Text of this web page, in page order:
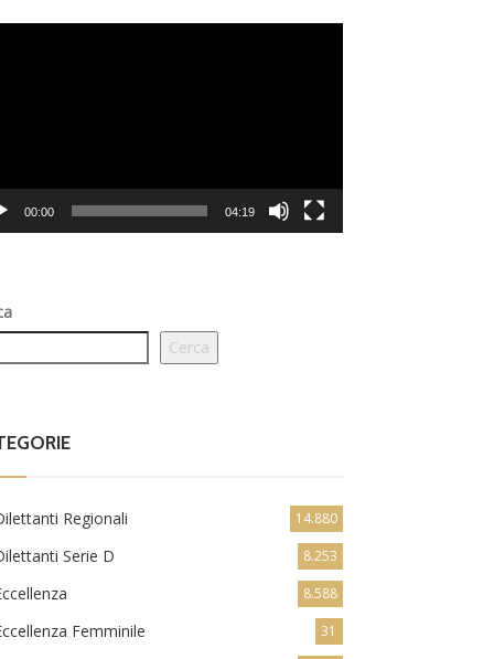
00:00 04:19
Cerca
Regionali 14.880
Serie D 8.253
8.588
Femminile 31